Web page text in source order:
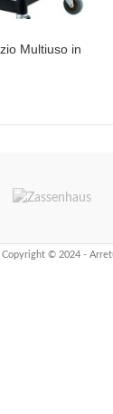
Multiuso in
Copyright © 2024 -